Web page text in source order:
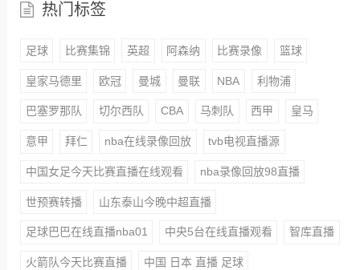
热门标签
足球 比赛集锦 英超 阿森纳 比赛录像 篮球
皇家马德里 欧冠 曼城 曼联 NBA 利物浦
巴塞罗那队 切尔西队 CBA 马刺队 西甲 皇马
意甲 拜仁 nba在线录像回放 tvb电视直播源
中国女足今天比赛直播在线观看 nba录像回放98直播
世预赛转播 山东泰山今晚中超直播
足球巴巴在线直播nba01 中央5台在线直播观看 智库直播
火箭队今天比赛直播 中国 日本 直播 足球